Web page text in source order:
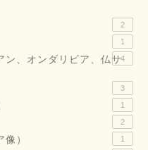
2
1
ン、オンダリビア、仏サ4
3
1
2
） 1